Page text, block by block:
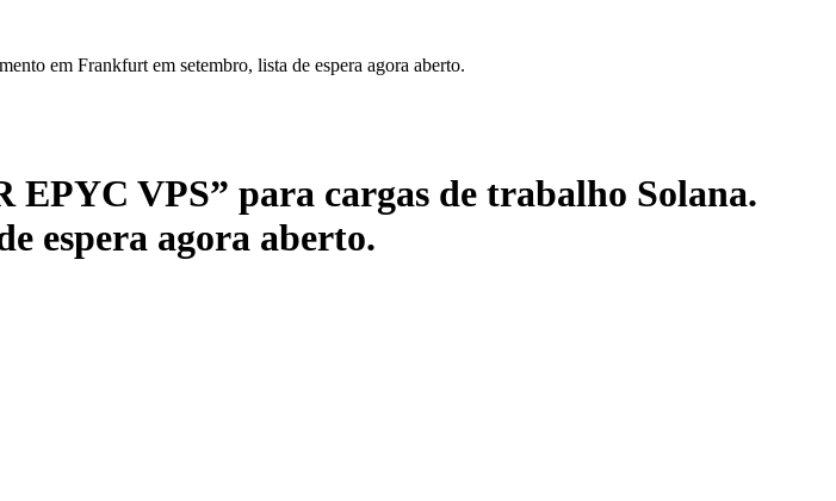
em Frankfurt em setembro, lista de espera agora aberto.
VPS” para cargas de trabalho Solana.
espera agora aberto.